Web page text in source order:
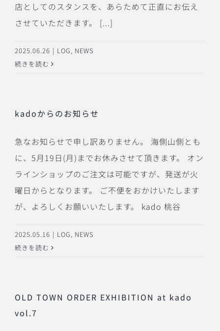
店としてのスタンスを、あらためて正直にお伝え
させていただきます。 [...]
2025.06.26 | LOG, NEWS
続きを読む
kadoからのお知らせ
急なお知らせで申し訳ありません。 海側山側とも
に、5月19日(月)までお休みさせて頂きます。 オン
ラインショップのご注文は可能ですが、発送が火
曜日からとなります。 ご不便をおかけいたします
が、よろしくお願いいたします。 kado 桃谷
2025.05.16 | LOG, NEWS
続きを読む
OLD TOWN ORDER EXHIBITION at kado
vol.7